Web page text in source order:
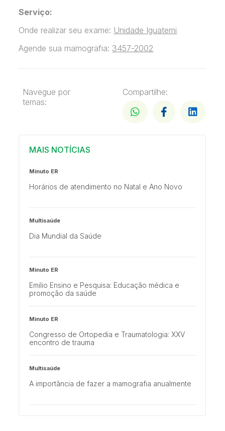
Serviço:
Onde realizar seu exame: Unidade Iguatemi
Agende sua mamografia: 3457-2002
Navegue por
temas:
Compartilhe:
MAIS NOTÍCIAS
Minuto ER
Horários de atendimento no Natal e Ano Novo
Multisaúde
Dia Mundial da Saúde
Minuto ER
Emilio Ensino e Pesquisa: Educação médica e
promoção da saúde
Minuto ER
Congresso de Ortopedia e Traumatologia: XXV
encontro de trauma
Multisaúde
A importância de fazer a mamografia anualmente